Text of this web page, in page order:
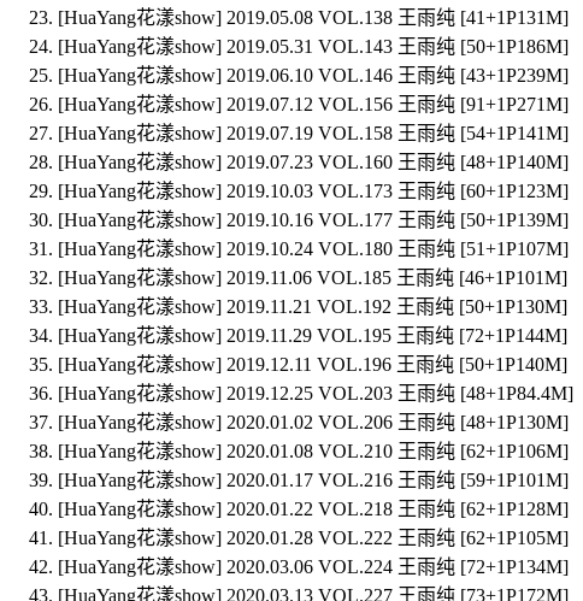
[HuaYang花漾show] 2019.05.08 VOL.138 王雨纯 [41+1P131M]
[HuaYang花漾show] 2019.05.31 VOL.143 王雨纯 [50+1P186M]
[HuaYang花漾show] 2019.06.10 VOL.146 王雨纯 [43+1P239M]
[HuaYang花漾show] 2019.07.12 VOL.156 王雨纯 [91+1P271M]
[HuaYang花漾show] 2019.07.19 VOL.158 王雨纯 [54+1P141M]
[HuaYang花漾show] 2019.07.23 VOL.160 王雨纯 [48+1P140M]
[HuaYang花漾show] 2019.10.03 VOL.173 王雨纯 [60+1P123M]
[HuaYang花漾show] 2019.10.16 VOL.177 王雨纯 [50+1P139M]
[HuaYang花漾show] 2019.10.24 VOL.180 王雨纯 [51+1P107M]
[HuaYang花漾show] 2019.11.06 VOL.185 王雨纯 [46+1P101M]
[HuaYang花漾show] 2019.11.21 VOL.192 王雨纯 [50+1P130M]
[HuaYang花漾show] 2019.11.29 VOL.195 王雨纯 [72+1P144M]
[HuaYang花漾show] 2019.12.11 VOL.196 王雨纯 [50+1P140M]
[HuaYang花漾show] 2019.12.25 VOL.203 王雨纯 [48+1P84.4M]
[HuaYang花漾show] 2020.01.02 VOL.206 王雨纯 [48+1P130M]
[HuaYang花漾show] 2020.01.08 VOL.210 王雨纯 [62+1P106M]
[HuaYang花漾show] 2020.01.17 VOL.216 王雨纯 [59+1P101M]
[HuaYang花漾show] 2020.01.22 VOL.218 王雨纯 [62+1P128M]
[HuaYang花漾show] 2020.01.28 VOL.222 王雨纯 [62+1P105M]
[HuaYang花漾show] 2020.03.06 VOL.224 王雨纯 [72+1P134M]
[HuaYang花漾show] 2020.03.13 VOL.227 王雨纯 [73+1P172M]